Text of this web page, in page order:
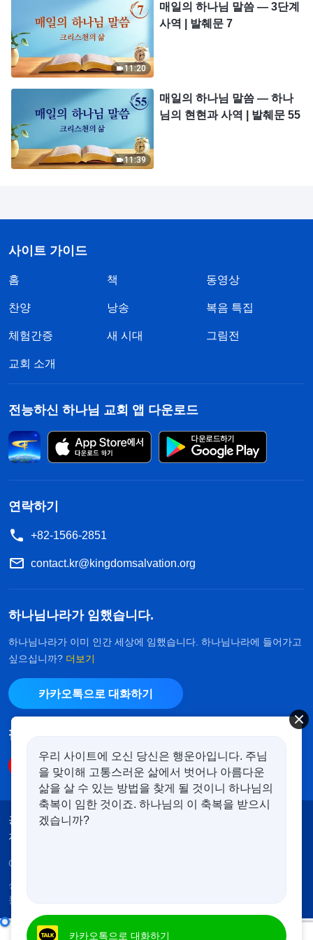
11:20
매일의 하나님 말씀 ― 3단계
사역 | 발췌문 7
11:39
매일의 하나님 말씀 ― 하나
님의 현현과 사역 | 발췌문 55
사이트 가이드
홈 책 동영상
찬양 낭송 복음 특집
체험간증 새 시대 그림전
교회 소개
전능하신 하나님 교회 앱 다운로드
연락하기
+82-1566-2851
contact.kr@kingdomsalvation.org
하나님나라가 임했습니다.
하나님나라가 이미 인간 세상에 임했습니다. 하나님나라에 들어가고
싶으십니까? 더보기
카카오톡으로 대화하기
팔로우하기
공지 이용약관
저작권 명시
Copyright © 2026
성경은 개역한글에서 인용하였습니다. 이 사이트에는 부
분적으로 다음체를 사용하였습니다.
우리 사이트에 오신 당신은 행운아입니다. 주님
을 맞이해 고통스러운 삶에서 벗어나 아름다운
삶을 살 수 있는 방법을 찾게 될 것이니 하나님의
축복이 임한 것이죠. 하나님의 이 축복을 받으시
겠습니까?
카카오톡으로 대화하기